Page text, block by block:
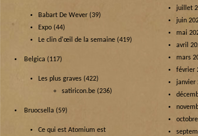
Babart De Wever (39)
Expo (44)
Le clin d'œil de la semaine (419)
Belgica (117)
Les plus graves (422)
satiricon.be (236)
Bruocsella (59)
Ce qui est Atomium est
juillet
juin
mai
avril
mars
février
janvier